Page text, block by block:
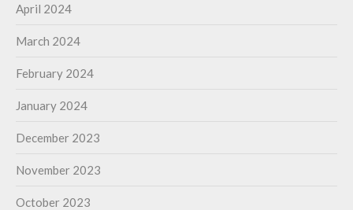
April 2024
March 2024
February 2024
January 2024
December 2023
November 2023
October 2023